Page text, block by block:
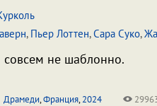
, Пьер Лоттен,Сара Суко,
не шаблонно.
Драмеди,Франция,2024